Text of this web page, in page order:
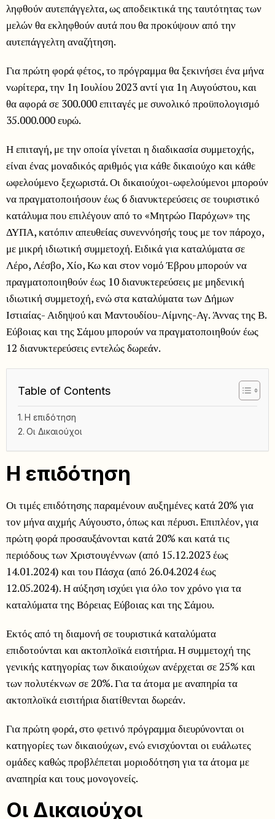
ληφθούν αυτεπάγγελτα, ως αποδεικτικά της ταυτότητας των
μελών θα εκληφθούν αυτά που θα προκύψουν από την
αυτεπάγγελτη αναζήτηση.
Για πρώτη φορά φέτος, το πρόγραμμα θα ξεκινήσει ένα μήνα
νωρίτερα, την 1η Ιουλίου 2023 αντί για 1η Αυγούστου, και
θα αφορά σε 300.000 επιταγές με συνολικό προϋπολογισμό
35.000.000 ευρώ.
Η επιταγή, με την οποία γίνεται η διαδικασία συμμετοχής,
είναι ένας μοναδικός αριθμός για κάθε δικαιούχο και κάθε
ωφελούμενο ξεχωριστά. Οι δικαιούχοι-ωφελούμενοι μπορούν
να πραγματοποιήσουν έως 6 διανυκτερεύσεις σε τουριστικό
κατάλυμα που επιλέγουν από το «Μητρώο Παρόχων» της
ΔΥΠΑ, κατόπιν απευθείας συνεννόησής τους με τον πάροχο,
με μικρή ιδιωτική συμμετοχή. Ειδικά για καταλύματα σε
Λέρο, Λέσβο, Χίο, Κω και στον νομό Έβρου μπορούν να
πραγματοποιηθούν έως 10 διανυκτερεύσεις με μηδενική
ιδιωτική συμμετοχή, ενώ στα καταλύματα των Δήμων
Ιστιαίας- Αιδηψού και Μαντουδίου-Λίμνης-Αγ. Άννας της Β.
Εύβοιας και της Σάμου μπορούν να πραγματοποιηθούν έως
12 διανυκτερεύσεις εντελώς δωρεάν.
Table of Contents
Η επιδότηση
Οι Δικαιούχοι
Η επιδότηση
Οι τιμές επιδότησης παραμένουν αυξημένες κατά 20% για
τον μήνα αιχμής Αύγουστο, όπως και πέρυσι. Επιπλέον, για
πρώτη φορά προσαυξάνονται κατά 20% και κατά τις
περιόδους των Χριστουγέννων (από 15.12.2023 έως
14.01.2024) και του Πάσχα (από 26.04.2024 έως
12.05.2024). Η αύξηση ισχύει για όλο τον χρόνο για τα
καταλύματα της Βόρειας Εύβοιας και της Σάμου.
Εκτός από τη διαμονή σε τουριστικά καταλύματα
επιδοτούνται και ακτοπλοϊκά εισιτήρια. Η συμμετοχή της
γενικής κατηγορίας των δικαιούχων ανέρχεται σε 25% και
των πολυτέκνων σε 20%. Για τα άτομα με αναπηρία τα
ακτοπλοϊκά εισιτήρια διατίθενται δωρεάν.
Για πρώτη φορά, στο φετινό πρόγραμμα διευρύνονται οι
κατηγορίες των δικαιούχων, ενώ ενισχύονται οι ευάλωτες
ομάδες καθώς προβλέπεται μοριοδότηση για τα άτομα με
αναπηρία και τους μονογονείς.
Οι Δικαιούχοι